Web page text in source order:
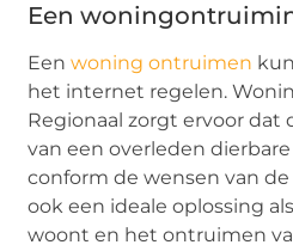
Een
Eenwoning ontruimen
het internet regelen.
Regionaal zorgt ervoor
van een overleden
conform de wensen van
ook een ideale oplossing
woont en het ontruimen